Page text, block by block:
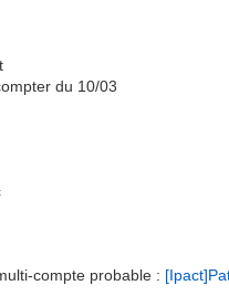
du 10/03
compte probable :